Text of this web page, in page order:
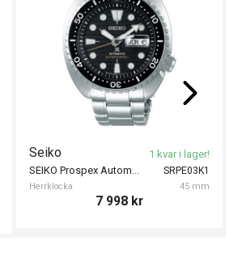
SRPE03K1
Seiko
Herrklocka 45 mm
1 kvar i lager!
7 998 kr